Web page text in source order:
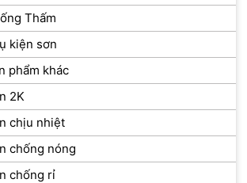
Thấm
kiện sơn
phẩm khác
2K
chịu nhiệt
chống nóng
chống rỉ